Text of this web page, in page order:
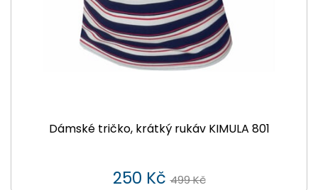
Dámské tričko, krátký rukáv KIMULA 801
250 Kč 499 Kč